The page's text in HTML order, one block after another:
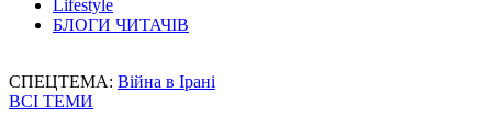
Lifestyle
БЛОГИ ЧИТАЧІВ
СПЕЦТЕМА: Війна в Ірані
ВСІ ТЕМИ